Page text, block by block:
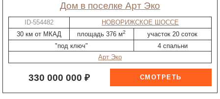
дом в поселке Арт Эко
ID-554482
НОВОРИЖСКОЕ ШОССЕ
30 км от МКАД
площадь 376 м2
участок 20 соток
"под ключ"
4 спальни
Арт Эко
330 000 000 ₽